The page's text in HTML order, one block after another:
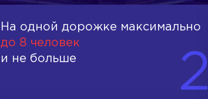
На одной дорожке максимально
до 8 человек
и не больше
2